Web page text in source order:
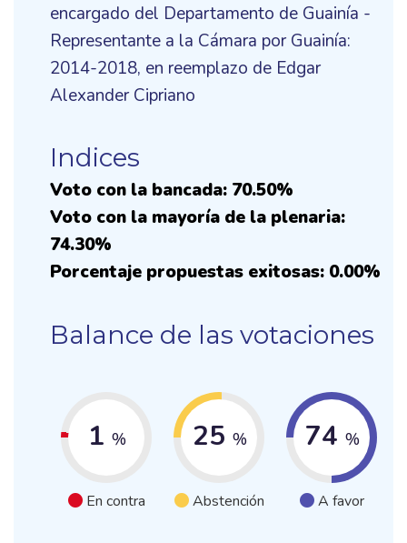
encargado del Departamento de Guainía -
Representante a la Cámara por Guainía:
2014-2018, en reemplazo de Edgar
Alexander Cipriano
Indices
Voto con la bancada: 70.50%
Voto con la mayoría de la plenaria:
74.30%
Porcentaje propuestas exitosas: 0.00%
Balance de las votaciones
1 %
En contra
25 %
Abstención
74 %
A favor